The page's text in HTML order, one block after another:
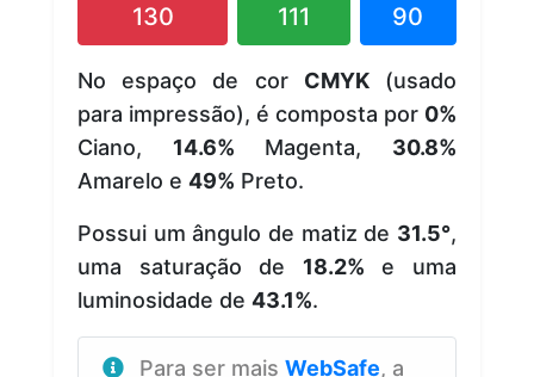
130 111 90
No espaço de cor CMYK(usado
para impressão), é composta por 0%
Ciano, 14.6% Magenta, 30.8%
Amarelo e 49% Preto.
Possui um ângulo de matiz de 31.5°,
uma saturação de 18.2% e uma
luminosidade de 43.1%.
Para ser mais WebSafe, a